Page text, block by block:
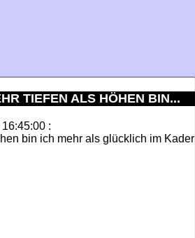
TIEFEN ALS HÖHEN BIN...
:
bin ich mehr als glücklich im Kader